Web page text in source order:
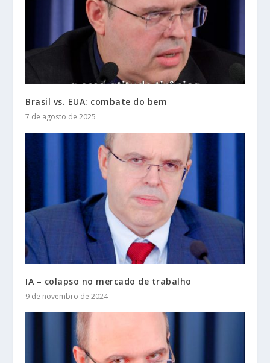
Brasil vs. EUA: combate do bem
7 de agosto de 2025
IA – colapso no mercado de trabalho
9 de novembro de 2024